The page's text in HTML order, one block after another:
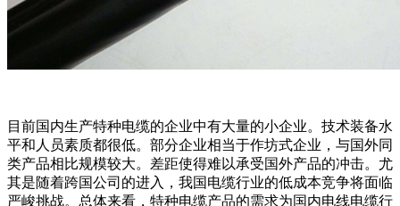
目前国内生产特种电缆的企业中有大量的小企业。技术装备水
平和人员素质都很低。部分企业相当于作坊式企业，与国外同
类产品相比规模较大。差距使得难以承受国外产品的冲击。尤
其是随着跨国公司的进入，我国电缆行业的低成本竞争将面临
严峻挑战。总体来看，特种电缆产品的需求为国内电线电缆行